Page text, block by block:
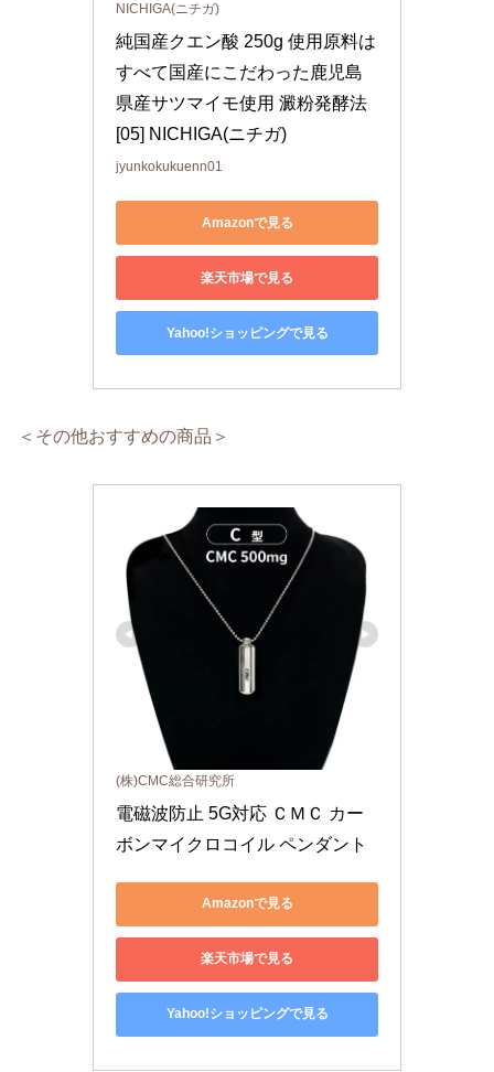
NICHIGA(ニチガ)
純国産クエン酸 250g 使用原料は
すべて国産にこだわった鹿児島
県産サツマイモ使用 澱粉発酵法
[05] NICHIGA(ニチガ)
jyunkokukuenn01
Amazonで見る
楽天市場で見る
Yahoo!ショッピングで見る
＜その他おすすめの商品＞
(株)CMC総合研究所
電磁波防止 5G対応 ＣＭＣ カー
ボンマイクロコイル ペンダント
Amazonで見る
楽天市場で見る
Yahoo!ショッピングで見る